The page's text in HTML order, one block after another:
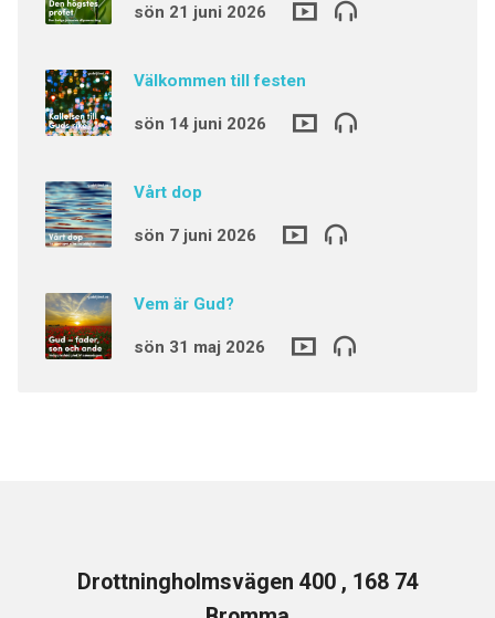
sön 21 juni 2026
Välkommen till festen
sön 14 juni 2026
Vårt dop
sön 7 juni 2026
Vem är Gud?
sön 31 maj 2026
Drottningholmsvägen 400 , 168 74